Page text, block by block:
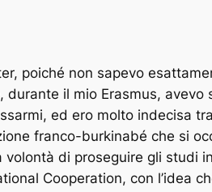
poiché non sapevo
il mio Erasmus, avevo
ed ero molto indecisa
franco-burkinabé che si
di proseguire gli studi
Cooperation, con l’idea